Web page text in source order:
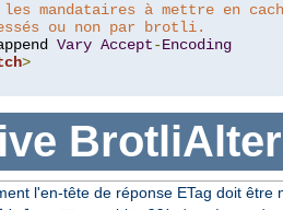
les mandataires à mettre en
ou non par brotli.
Vary Accept-Encoding
>
l'en-tête de réponse ETag doit être